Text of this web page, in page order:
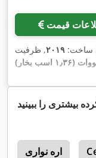
قیمت
ساخت: ۲۰۱۹, ظرفیت
بیشتری را ببینید
اره نواری